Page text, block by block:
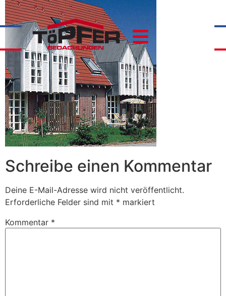
Schreibe einen Kommentar
Deine E-Mail-Adresse wird nicht veröffentlicht.
Erforderliche Felder sind mit * markiert
Kommentar *